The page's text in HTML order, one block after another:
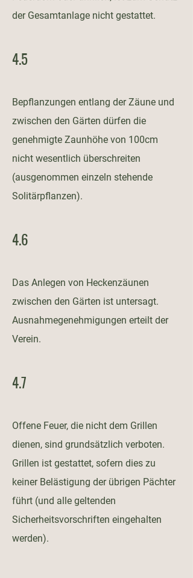
der Gesamtanlage nicht gestattet.
4.5
Bepflanzungen entlang der Zäune und
zwischen den Gärten dürfen die
genehmigte Zaunhöhe von 100cm
nicht wesentlich überschreiten
(ausgenommen einzeln stehende
Solitärpflanzen).
4.6
Das Anlegen von Heckenzäunen
zwischen den Gärten ist untersagt.
Ausnahmegenehmigungen erteilt der
Verein.
4.7
Offene Feuer, die nicht dem Grillen
dienen, sind grundsätzlich verboten.
Grillen ist gestattet, sofern dies zu
keiner Belästigung der übrigen Pächter
führt (und alle geltenden
Sicherheitsvorschriften eingehalten
werden).